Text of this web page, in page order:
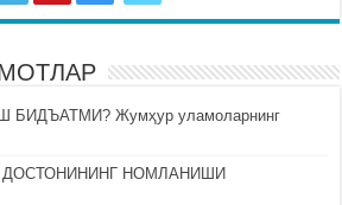
Жумҳур уламоларнинг
ДОСТОНИНИНГ НОМЛАНИШИ